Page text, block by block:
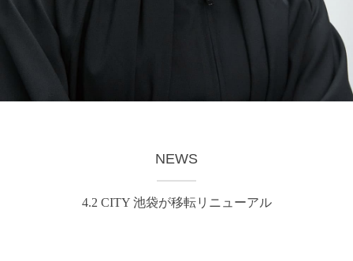
NEWS
4.2 CITY 池袋が移転リニューアル